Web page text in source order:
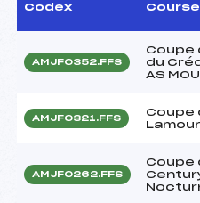
Codex Course
AMJF0352.FFS
Coupe
du
AS
AMJF0321.FFS
Coupe
AMJF0262.FFS
Coupe